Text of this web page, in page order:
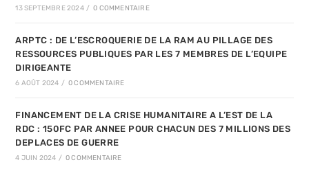
13 SEPTEMBRE 2024 / 0 COMMENTAIRE
ARPTC : DE L’ESCROQUERIE DE LA RAM AU PILLAGE DES
RESSOURCES PUBLIQUES PAR LES 7 MEMBRES DE L’EQUIPE
DIRIGEANTE
6 AOÛT 2024 / 0 COMMENTAIRE
FINANCEMENT DE LA CRISE HUMANITAIRE A L’EST DE LA
RDC : 150FC PAR ANNEE POUR CHACUN DES 7 MILLIONS DES
DEPLACES DE GUERRE
4 JUIN 2024 / 0 COMMENTAIRE